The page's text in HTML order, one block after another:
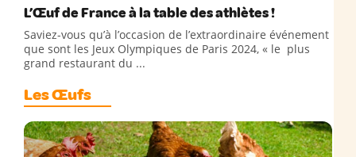
L’Œuf de France à la table des athlètes !
Saviez-vous qu’à l’occasion de l’extraordinaire événement
que sont les Jeux Olympiques de Paris 2024, « le plus
grand restaurant du ...
Les Œufs